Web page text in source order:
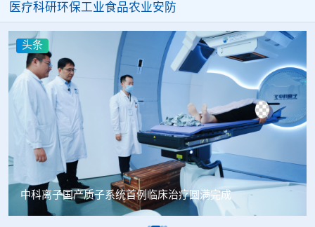
医疗科研环保工业食品农业安防
头条
韩国忠清北道上半年农水产品放射性检测结果达标